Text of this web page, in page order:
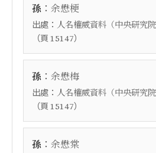
孫 ： 余懋梗
出處： 人名權威資料（中央研究
（頁 15147）
孫 ： 余懋梅
出處： 人名權威資料（中央研究
（頁 15147）
孫 ： 余懋棠